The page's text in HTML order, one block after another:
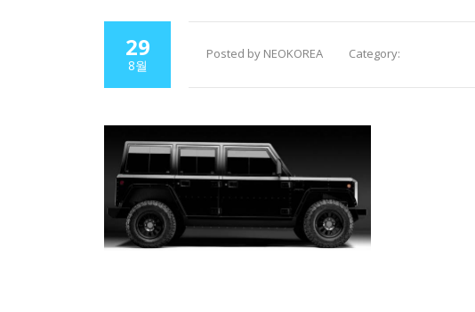
29
8월
Posted by NEOKOREA Category: